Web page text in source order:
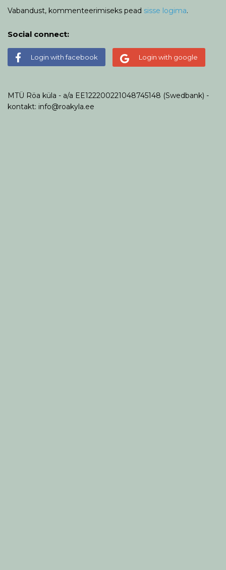
Vabandust, kommenteerimiseks pead sisse logima.
Social connect:
Login with facebook Login with google
MTÜ Röa küla - a/a EE122200221048745148 (Swedbank) -
kontakt: info@roakyla.ee